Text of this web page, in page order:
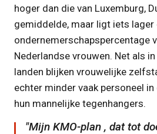
hoger dan die van Luxemburg,
gemiddelde, maar ligt iets lager
ondernemerschapspercentage
Nederlandse vrouwen. Net als
landen blijken vrouwelijke
echter minder vaak personeel
hun mannelijke tegenhangers.
Mijn KMO-plan , dat tot